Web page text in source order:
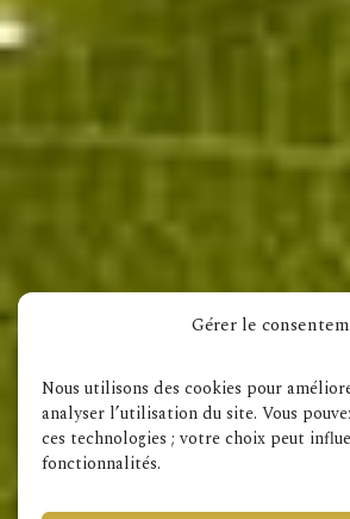
Gérer le
Nous utilisons des cookies pour
analyser l’utilisation du site. Vous
ces technologies ; votre choix peut
fonctionnalités.
Bezoek ook